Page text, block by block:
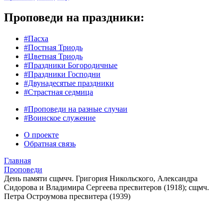
Проповеди на праздники:
#Пасха
#Постная Триодь
#Цветная Триодь
#Праздники Богородичные
#Праздники Господни
#Двунадесятые праздники
#Страстная седмица
#Проповеди на разные случаи
#Воинское служение
О проекте
Обратная связь
Главная
Проповеди
День памяти сщмчч. Григория Никольского, Александра
Сидорова и Владимира Сергеева пресвитеров (1918); сщмч.
Петра Остроумова пресвитера (1939)